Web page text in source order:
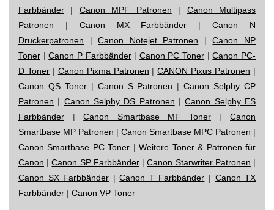
Farbbänder | Canon MPF Patronen | Canon Multipass
Patronen | Canon MX Farbbänder |Canon N
Druckerpatronen |Canon Notejet Patronen |Canon NP
Toner |Canon P Farbbänder| Canon PC Toner |Canon PC-
D Toner| Canon Pixma Patronen |CANON Pixus Patronen |
Canon QS Toner| Canon S Patronen |Canon Selphy CP
Patronen | Canon Selphy DS Patronen |Canon Selphy ES
Farbbänder |Canon Smartbase MF Toner|Canon
Smartbase MP Patronen | Canon Smartbase MPC Patronen |
Canon Smartbase PC Toner |Weitere Toner & Patronen für
Canon |Canon SP Farbbänder|Canon Starwriter Patronen |
Canon SX Farbbänder |Canon T Farbbänder | Canon TX
Farbbänder | Canon VP Toner